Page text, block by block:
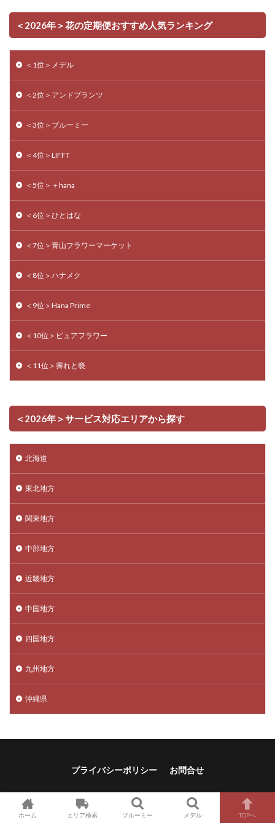
＜2026年＞花の定期便おすすめ人気ランキング
＜1位＞メデル
＜2位＞アンドプランツ
＜3位＞ブルーミー
＜4位＞LIFFT
＜5位＞＋hana
＜6位＞ひとはな
＜7位＞青山フラワーマーケット
＜8位＞ハナメク
＜9位＞Hana Prime
＜10位＞ピュアフラワー
＜11位＞霽れと褻
＜2026年＞サービス対応エリアから探す
北海道
東北地方
関東地方
中部地方
近畿地方
中国地方
四国地方
九州地方
沖縄県
プライバシーポリシー お問合せ
© Copyright 2026花のサブスク.net
ホーム エリア検索 ブルーミー メデル TOPへ